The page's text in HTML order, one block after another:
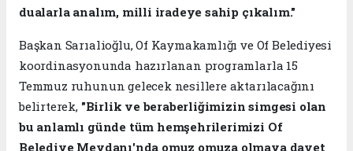
dualarla analım, milli iradeye sahip çıkalım."
Başkan Sarıalioğlu, Of Kaymakamlığı ve Of Belediyesi
koordinasyonunda hazırlanan programlarla 15
Temmuz ruhunun gelecek nesillere aktarılacağını
belirterek, "Birlik ve beraberliğimizin simgesi olan
bu anlamlı günde tüm hemşehrilerimizi Of
Belediye Meydanı'nda omuz omuza olmaya davet